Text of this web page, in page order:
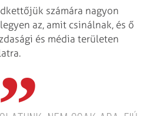
számára nagyon
az, amit csinálnak, és ő
és média területen